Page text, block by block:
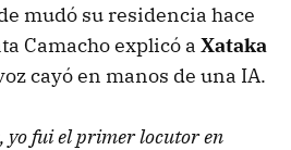
mudó su residencia hace
Camacho explicó a Xataka
cayó en manos de una IA.
yo fui el primer locutor en